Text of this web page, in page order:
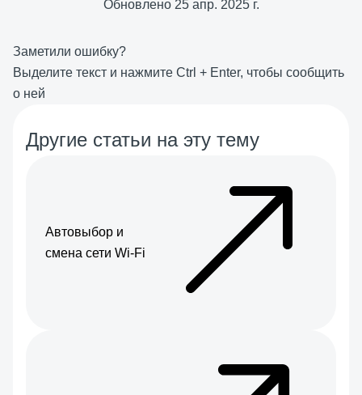
Обновлено 25 апр. 2025 г.
Заметили ошибку?
Выделите текст и нажмите Ctrl + Enter, чтобы сообщить
о ней
Другие статьи на эту тему
Автовыбор и
смена сети Wi-Fi